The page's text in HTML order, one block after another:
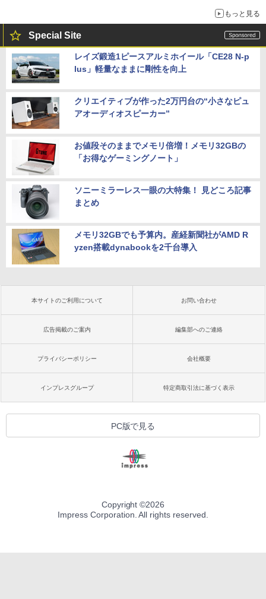
もっと見る
Special Site
レイズ鍛造1ピースアルミホイール「CE28 N-p
lus」軽量なままに剛性を向上
クリエイティブが作った2万円台の“小さなピュ
アオーディオスピーカー”
お値段そのままでメモリ倍増！メモリ32GBの
「お得なゲーミングノート」
ソニーミラーレス一眼の大特集！ 見どころ記事
まとめ
メモリ32GBでも予算内。産経新聞社がAMD R
yzen搭載dynabookを2千台導入
本サイトのご利用について お問い合わせ
広告掲載のご案内 編集部へのご連絡
プライバシーポリシー 会社概要
インプレスグループ 特定商取引法に基づく表示
PC版で見る
Copyright ©2026
Impress Corporation. All rights reserved.